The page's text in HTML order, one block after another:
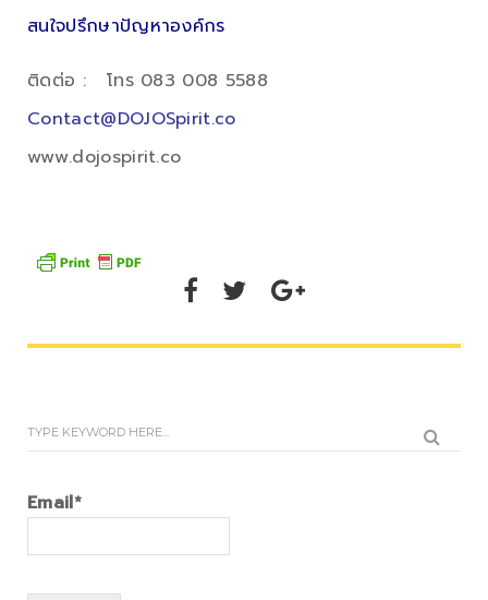
สนใจปรึกษาปัญหาองค์กร
ติดต่อ : โทร 083 008 5588
Contact@DOJOSpirit.co
www.dojospirit.co
Email*